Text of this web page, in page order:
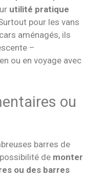
utilité pratique
pour les vans
aménagés, ils
–
ou en voyage avec
ou
barres de
de monter
ou des barres